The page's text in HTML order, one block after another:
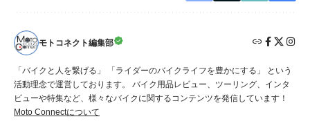
モトコネクト編集部
「バイクと人を繋げる」 「ライダーのバイクライフを豊かにする」 という
活動理念で運営しております。 バイク用品レビュー、ツーリング、インタ
ビューや特集など、様々なバイクに関するコンテンツを発信しています！
Moto Connectについて